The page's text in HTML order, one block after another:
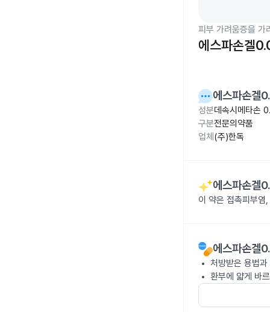
피부 가려움증을 가
에스파손겔
에스파손
성분데속시메타손
구분전문의약품
업체 (주)한독
에스파손
이 약은 접촉피부염
에스파손
처방받은 용법
환부에 얇게 바